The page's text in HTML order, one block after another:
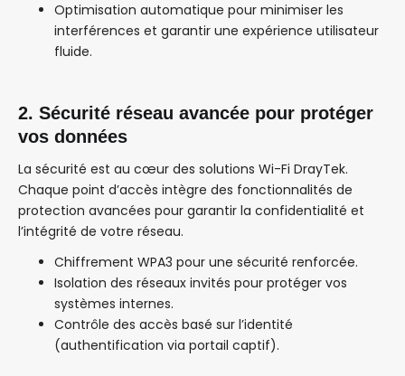
Optimisation automatique pour minimiser les
interférences et garantir une expérience utilisateur
fluide.
2. Sécurité réseau avancée pour protéger
vos données
La sécurité est au cœur des solutions Wi-Fi DrayTek.
Chaque point d’accès intègre des fonctionnalités de
protection avancées pour garantir la confidentialité et
l’intégrité de votre réseau.
Chiffrement WPA3 pour une sécurité renforcée.
Isolation des réseaux invités pour protéger vos
systèmes internes.
Contrôle des accès basé sur l’identité
(authentification via portail captif).